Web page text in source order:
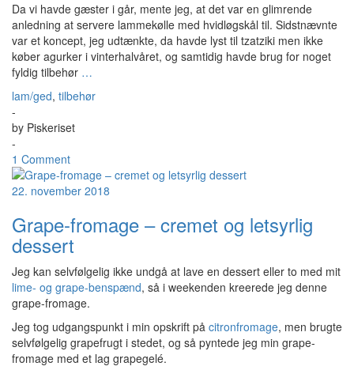
Da vi havde gæster i går, mente jeg, at det var en glimrende
anledning at servere lammekølle med hvidløgskål til. Sidstnævnte
var et koncept, jeg udtænkte, da havde lyst til tzatziki men ikke
køber agurker i vinterhalvåret, og samtidig havde brug for noget
fyldig tilbehør …
lam/ged, tilbehør
-
by Piskeriset
-
1 Comment
22. november 2018
Grape-fromage – cremet og letsyrlig
dessert
Jeg kan selvfølgelig ikke undgå at lave en dessert eller to med mit
lime- og grape-benspænd, så i weekenden kreerede jeg denne
grape-fromage.
Jeg tog udgangspunkt i min opskrift på citronfromage, men brugte
selvfølgelig grapefrugt i stedet, og så pyntede jeg min grape-
fromage med et lag grapegelé.